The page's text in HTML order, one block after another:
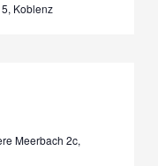
Koblenz
Meerbach 2c,